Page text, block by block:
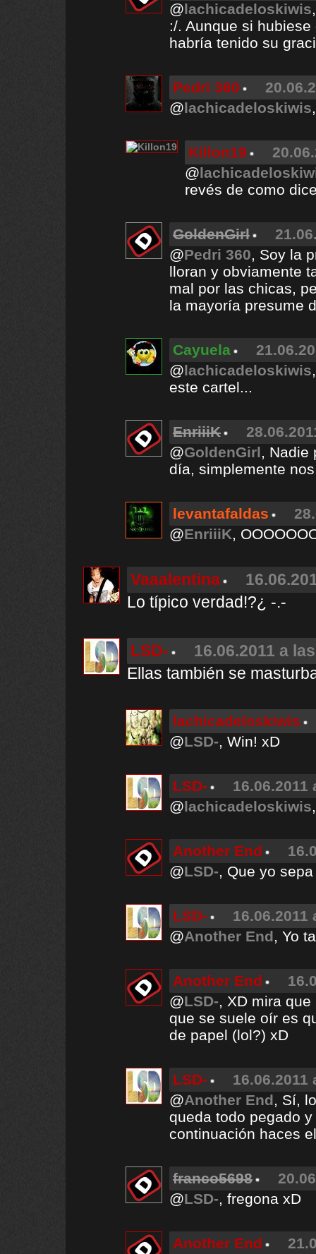
@lachicadeloskiwis
:/. Aunque si
habría tenido su
Pedri 360
@lachicadeloskiwis
Killon19
@
revés de como
GoldenGirl
@Pedri 360, Soy la
lloran y obviamente
mal por las chicas,
la mayoría presume
Cayuela
@lachicadeloskiwis
este cartel...
EnriiiK
@GoldenGirl, Nadie
día, simplemente
levantafaldas
@EnriiiK,
Vaaalentina
Lo típico verdad!?¿ -.-
LSD-
16.06.2011 a
Ellas también se
lachicadeloskiwis
@LSD-, Win! xD
LSD-
16.06.2011
@lachicadeloskiwis
Another End
@LSD-, Que yo
LSD-
16.06.2011
@Another End, Yo
Another End
@LSD-, XD mira
que se suele oír es
de papel (lol?) xD
LSD-
16.06.2011
@Another End, Sí,
queda todo pegado
continuación haces
franco5698
@LSD-, fregona xD
Another End